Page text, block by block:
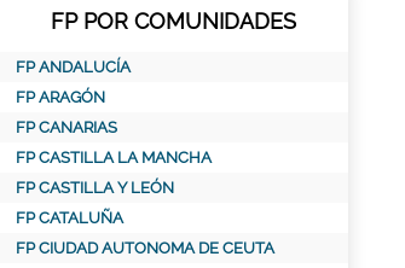
FP POR COMUNIDADES
FP ANDALUCÍA
FP ARAGÓN
FP CANARIAS
FP CASTILLA LA MANCHA
FP CASTILLA Y LEÓN
FP CATALUÑA
FP CIUDAD AUTONOMA DE CEUTA